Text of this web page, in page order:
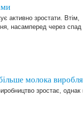
активно зростати. Втім,
насамперед через спад
молока
зростає, однак